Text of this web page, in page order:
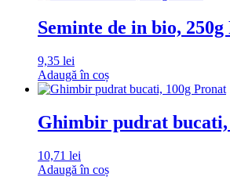
Seminte de in bio,
9,35 lei
Adaugă în coș
Ghimbir pudrat bucati,
10,71 lei
Adaugă în coș